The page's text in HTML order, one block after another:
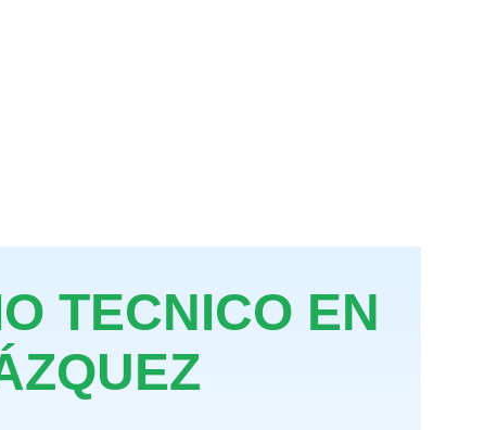
TECNICO EN